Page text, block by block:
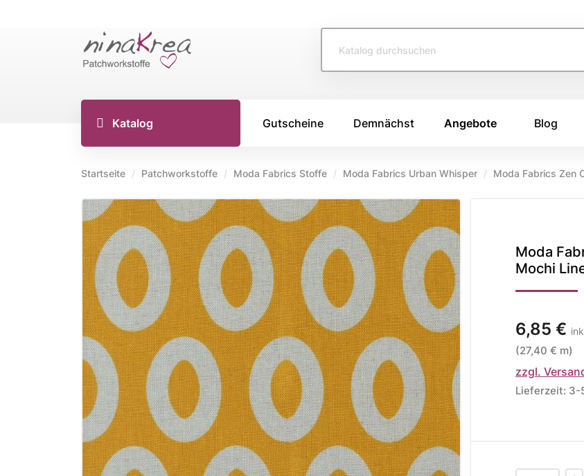
Katalog
Tilda Stoffe 2026
Tilda Stoffe 2025
Tilda Stoffe 2024
Tilda Creating
Memories
Tilda - ältere Kollektionen
Tilda Basics
Tilda Hautstoff
Swafing Heide Uni
Swafing Kim
Swafing Dotty
MARKENSTOFFE
Markenstoffe
MUSTER
Muster
Gutscheine Demnächst Angebote Blog
Startseite Patchworkstoffe Moda Fabrics Stoffe Moda Fabrics Urban Whisper Moda Fabrics Zen
Moda
Mochi
6,85 €
(27,40 € m)
zzgl.
Lieferzeit: 3-